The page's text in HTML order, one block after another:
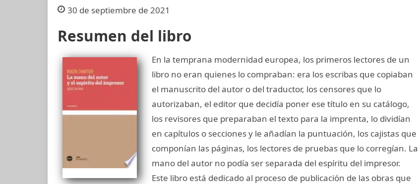
30 de septiembre de 2021
Resumen del libro
En la temprana modernidad europea, los primeros lectores de un
libro no eran quienes lo compraban: era los escribas que copiaban
el manuscrito del autor o del traductor, los censores que lo
autorizaban, el editor que decidía poner ese título en su catálogo,
los revisores que preparaban el texto para la imprenta, lo dividían
en capítulos o secciones y le añadían la puntuación, los cajistas que
componían las páginas, los lectores de pruebas que lo corregían. La
mano del autor no podía ser separada del espíritu del impresor.
Este libro está dedicado al proceso de publicación de las obras que